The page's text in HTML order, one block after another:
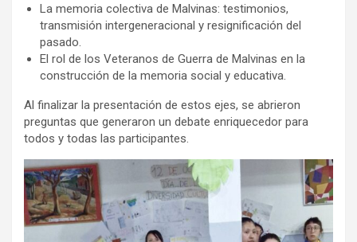
La memoria colectiva de Malvinas: testimonios,
transmisión intergeneracional y resignificación del
pasado.
El rol de los Veteranos de Guerra de Malvinas en la
construcción de la memoria social y educativa.
Al finalizar la presentación de estos ejes, se abrieron
preguntas que generaron un debate enriquecedor para
todos y todas las participantes.